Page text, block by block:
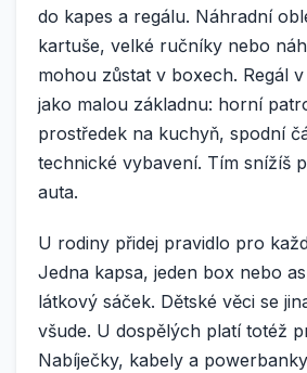
do kapes a regálu. Náhradní
kartuše, velké ručníky nebo
mohou zůstat v boxech. Regál
jako malou základnu: horní
prostředek na kuchyň, spodní
technické vybavení. Tím snížíš
auta.
U rodiny přidej pravidlo pro
Jedna kapsa, jeden box nebo
látkový sáček. Dětské věci se
všude. U dospělých platí totéž
Nabíječky, kabely a